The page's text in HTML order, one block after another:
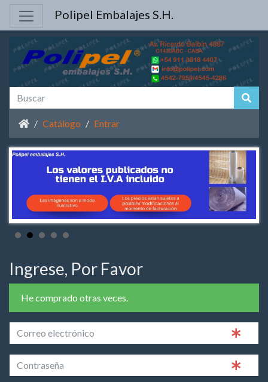
Polipel Embalajes S.H.
InicioCatálogo Entrar
Ingrese, Por Favor
He comprado otras veces.